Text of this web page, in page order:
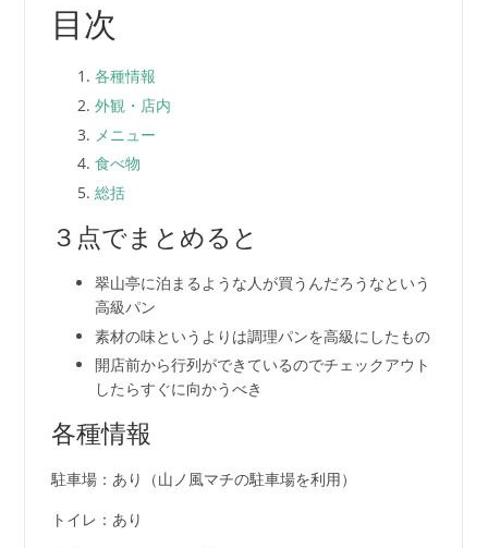
目次
各種情報
外観・店内
メニュー
食べ物
総括
３点でまとめると
翠山亭に泊まるような人が買うんだろうなという
高級パン
素材の味というよりは調理パンを高級にしたもの
開店前から行列ができているのでチェックアウト
したらすぐに向かうべき
各種情報
駐車場：あり（山ノ風マチの駐車場を利用）
トイレ：あり